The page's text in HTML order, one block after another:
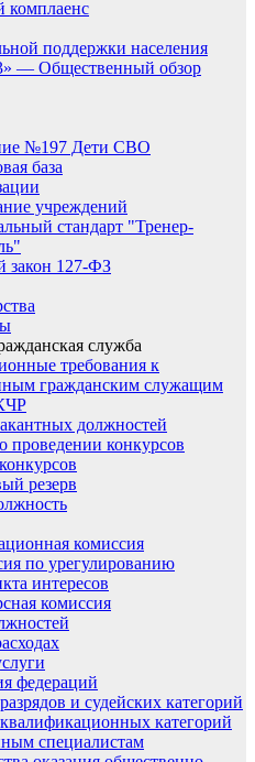
комплаенс
поддержки населения
— Общественный обзор
№197 Дети СВО
база
учреждений
стандарт "Тренер-
закон 127-ФЗ
служба
требования к
гражданским служащим
должностей
проведении конкурсов
резерв
комиссия
по урегулированию
интересов
комиссия
федераций
и судейских категорий
категорий
специалистам